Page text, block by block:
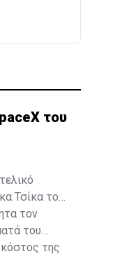
του
Τσίκα του
τον
του
της